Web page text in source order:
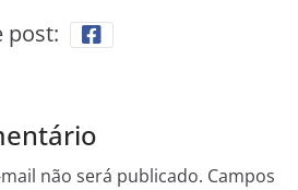
post:
não será publicado. Campos